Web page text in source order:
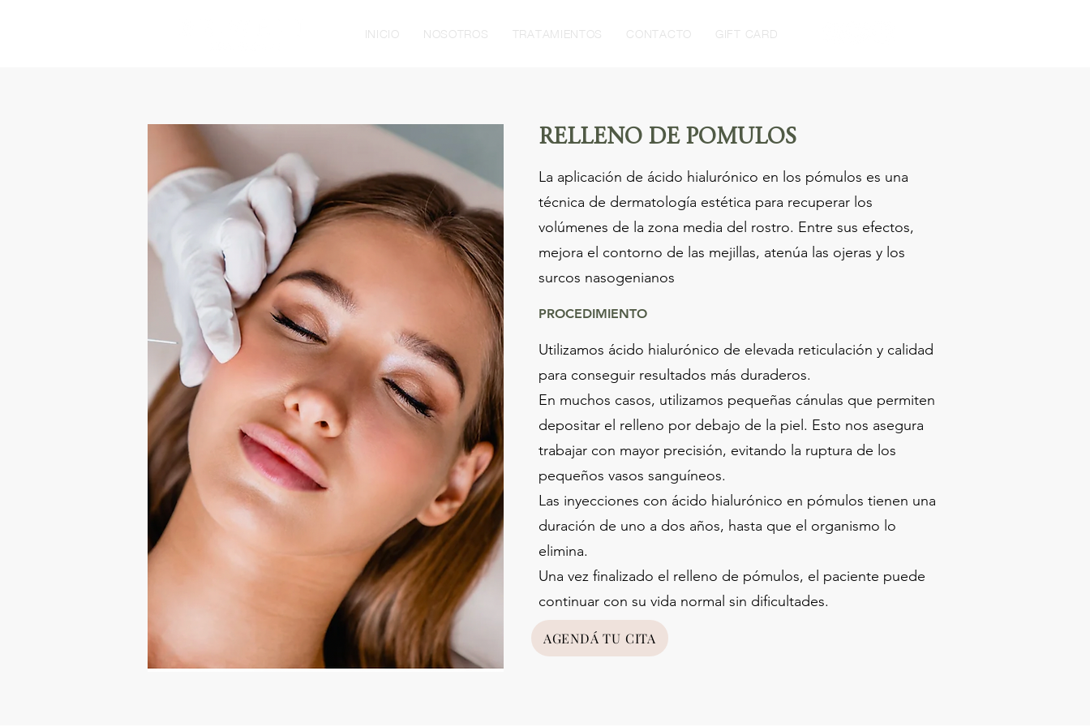
INICIO NOSOTROS TRATAMIENTOS CONTACTO GIFT CARD
RELLENO DE POMULOS
La aplicación de ácido hialurónico en los pómulos es una
técnica de dermatología estética para recuperar los
volúmenes de la zona media del rostro. Entre sus efectos,
mejora el contorno de las mejillas, atenúa las ojeras y los
surcos nasogenianos
PROCEDIMIENTO
Utilizamos ácido hialurónico de elevada reticulación y calidad
para conseguir resultados más duraderos.
En muchos casos, utilizamos pequeñas cánulas que permiten
depositar el relleno por debajo de la piel. Esto nos asegura
trabajar con mayor precisión, evitando la ruptura de los
pequeños vasos sanguíneos.
Las inyecciones con ácido hialurónico en pómulos tienen una
duración de uno a dos años, hasta que el organismo lo
elimina.
Una vez finalizado el relleno de pómulos, el paciente puede
continuar con su vida normal sin dificultades.
AGENDÁ TU CITA